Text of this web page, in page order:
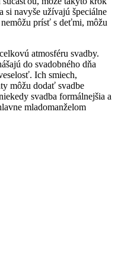
navyše užívajú špeciálne
prísť s deťmi, môžu
atmosféru svadby.
do svadobného dňa
Ich smiech,
môžu dodať svadbe
svadba formálnejšia a
mladomanželom